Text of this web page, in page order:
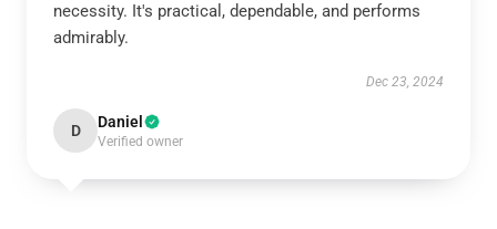
necessity. It's practical, dependable, and performs
admirably.
Dec 23, 2024
D Daniel
Verified owner